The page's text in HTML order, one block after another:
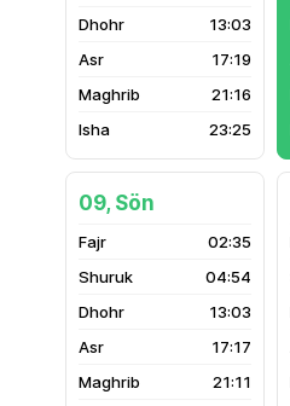
13:03
17:19
21:16
23:25
09, Sön
02:35
04:54
13:03
17:17
21:11